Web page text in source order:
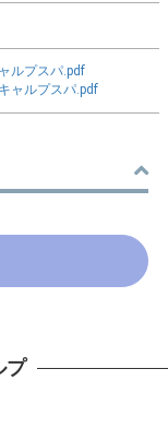
ルプスパ.pdf
ャルプスパ.pdf
プ